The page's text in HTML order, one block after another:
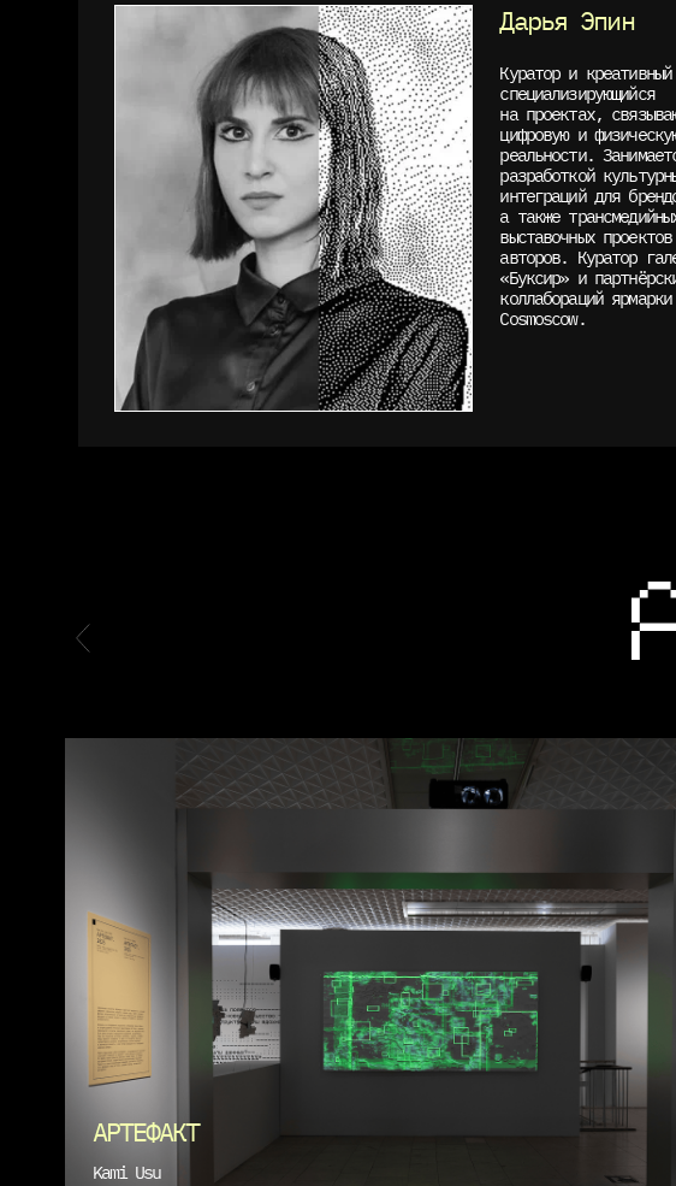
Дарья Эпин
Куратор и
специализирующийся
на проектах,
цифровую и
реальности.
разработкой
интеграций для
а также
выставочных
авторов. Куратор
«Буксир» и
коллабораций ярмарки
Cosmoscow.
АРТЕФАКТ
Kami Usu